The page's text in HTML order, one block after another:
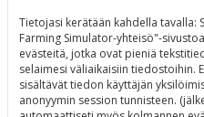
Tietojasi kerätään kahdella tavalla:
Farming Simulator-yhteisö"-
evästeitä, jotka ovat pieniä
selaimesi väliaikaisiin tiedostoihin.
sisältävät tiedon käyttäjän
anonyymin session tunnisteen.